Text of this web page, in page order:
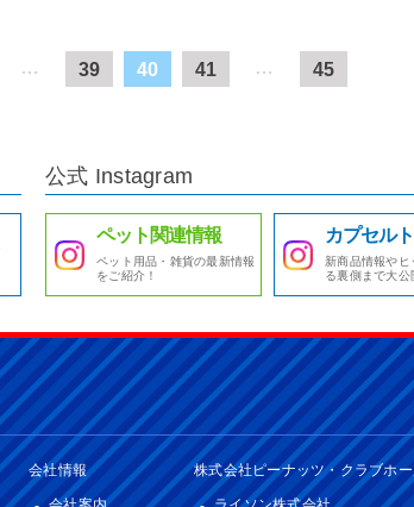
… 39 40 41 … 45
公式 Instagram
ペット関連情報
ペット用品・雑貨の最新情報
をご紹介！
カプセル
新商品情報やヒ
る裏側まで大公
会社情報 株式会社ピーナッツ・クラブホ